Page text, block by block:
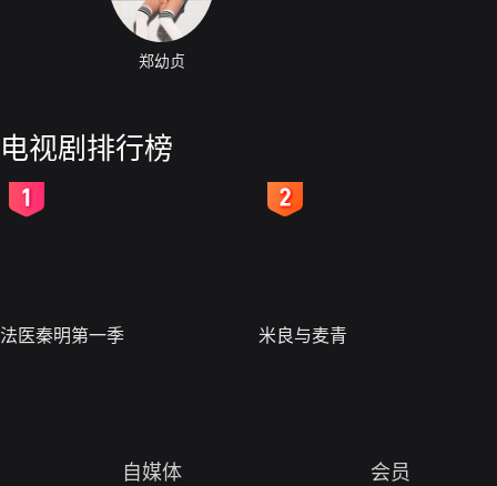
郑幼贞
电视剧排行榜
法医秦明第一季 米良与麦青
自媒体 会员